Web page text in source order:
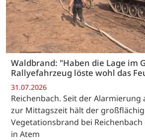
Waldbrand: "Haben die Lage im
Rallyefahrzeug löste wohl das
31.07.2026
Reichenbach. Seit der Alarmierung
zur Mittagszeit hält der
Vegetationsbrand bei
in Atem